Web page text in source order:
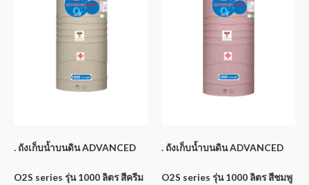
. ถังเก็บน้ำบนดิน ADVANCED
O2S series รุ่น 1000 ลิตร สีครีม
. ถังเก็บน้ำบนดิน ADVANCED
O2S series รุ่น 1000 ลิตร สีชมพู